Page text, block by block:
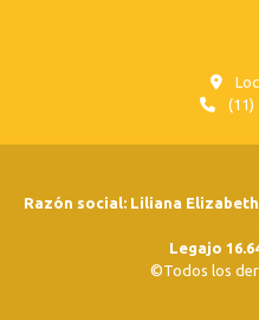
(11)
Razón social: Liliana Elizabeth
Legajo
©Todos los